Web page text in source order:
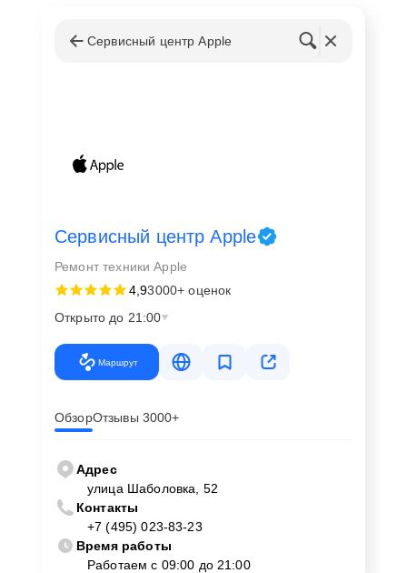
Сервисный центр Apple
Сервисный центр Apple
Ремонт техники Apple
4,93000+ оценок
Открыто до 21:00
Маршрут
ОбзорОтзывы 3000+
Адрес
улица Шаболовка, 52
Контакты
+7 (495) 023-83-23
Время работы
Работаем с 09:00 до 21:00